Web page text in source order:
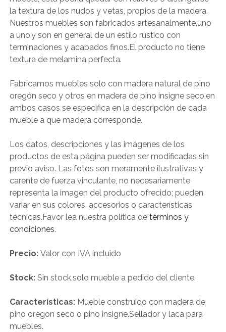
la textura de los nudos y vetas, propios de la madera.
Nuestros muebles son fabricados artesanalmente,uno
a uno,y son en general de un estilo rústico con
terminaciones y acabados finos.El producto no tiene
textura de melamina perfecta.
Fabricamos muebles solo con madera natural de pino
oregón seco y otros en madera de pino insigne seco,en
ambos casos se especifica en la descripción de cada
mueble a que madera corresponde.
Los datos, descripciones y las imágenes de los
productos de esta página pueden ser modificadas sin
previo aviso. Las fotos son meramente ilustrativas y
carente de fuerza vinculante, no necesariamente
representa la imagen del producto ofrecido; pueden
variar en sus colores, accesorios o características
técnicas.Favor lea nuestra política de términos y
condiciones.
Precio:Valor con IVA incluido
Stock:Sin stock,solo mueble a pedido del cliente.
Características: Mueble construido con madera de
pino oregon seco o pino insigne.Sellador y laca para
muebles.